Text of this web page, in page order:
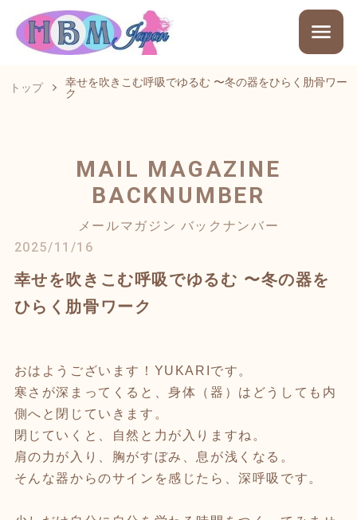
トップ
幸せを吹きこむ呼吸でゆるむ 〜冬の器をひらく肋骨ワー
ク
MAIL MAGAZINE
BACKNUMBER
メールマガジン バックナンバー
2025/11/16
幸せを吹きこむ呼吸でゆるむ 〜冬の器を
ひらく肋骨ワーク
おはようございます！YUKARIです。
寒さが深まってくると、身体（器）はどうしても内
側へと閉じていきます。
閉じていくと、自然と力が入りますね。
肩の力が入り、胸がすぼみ、息が浅くなる。
そんな器からのサインを感じたら、深呼吸です。